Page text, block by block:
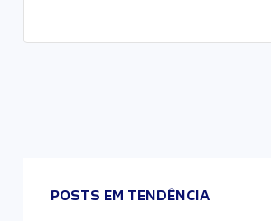
POSTS EM TENDÊNCIA